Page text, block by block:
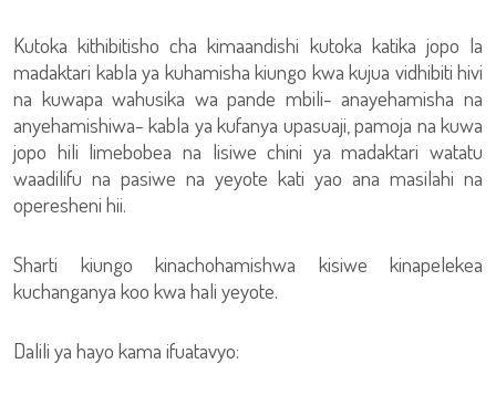
Kutoka kithibitisho cha kimaandishi kutoka katika jopo la
madaktari kabla ya kuhamisha kiungo kwa kujua vidhibiti hivi
na kuwapa wahusika wa pande mbili- anayehamisha na
anyehamishiwa- kabla ya kufanya upasuaji, pamoja na kuwa
jopo hili limebobea na lisiwe chini ya madaktari watatu
waadilifu na pasiwe na yeyote kati yao ana masilahi na
operesheni hii.
Sharti kiungo kinachohamishwa kisiwe kinapelekea
kuchanganya koo kwa hali yeyote.
Dalili ya hayo kama ifuatavyo: